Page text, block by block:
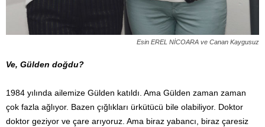
Esin EREL NİCOARA ve Canan Kaygusuz
Ve, Gülden doğdu?
1984 yılında ailemize Gülden katıldı. Ama Gülden zaman zaman
çok fazla ağlıyor. Bazen çığlıkları ürkütücü bile olabiliyor. Doktor
doktor geziyor ve çare arıyoruz. Ama biraz yabancı, biraz çaresiz